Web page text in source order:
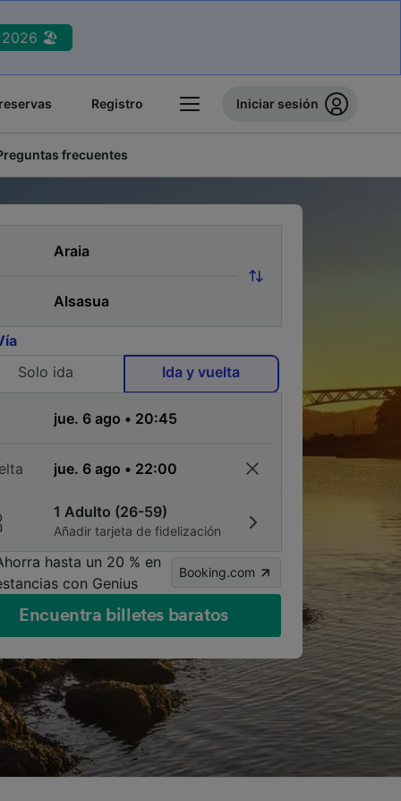
2026 🏖️
Registro Iniciar sesión
frecuentes
Solo ida
Ida y vuelta
1 Adulto (26-59)
Añadir tarjeta de fidelización
hasta un 20 % en
con Genius
Booking.com
Encuentra billetes baratos